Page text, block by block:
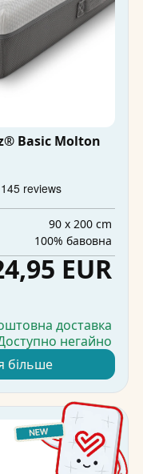
Basic Molton
90 x 200 cm
100% бавовна
EUR
доставка
негайно
більше